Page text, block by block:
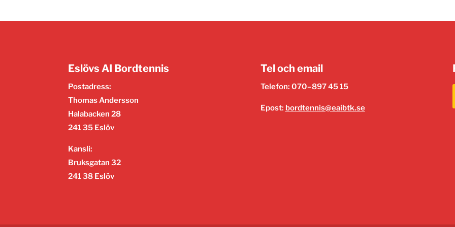
Eslövs AI Bordtennis
Postadress:
Thomas Andersson
Halabacken 28
241 35 Eslöv
Kansli:
Bruksgatan 32
241 38 Eslöv
Tel och email
Telefon: 070–897 45 15
Epost: bordtennis@eaibtk.se